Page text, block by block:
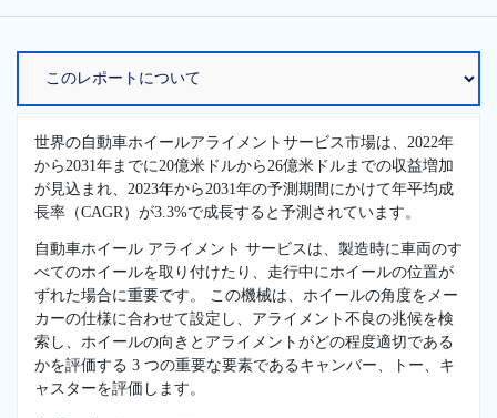
世界の自動車ホイールアライメントサービス市場は、2022年
から2031年までに20億米ドルから26億米ドルまでの収益増加
が見込まれ、2023年から2031年の予測期間にかけて年平均成
長率（CAGR）が3.3%で成長すると予測されています。
自動車ホイール アライメント サービスは、製造時に車両のす
べてのホイールを取り付けたり、走行中にホイールの位置が
ずれた場合に重要です。 この機械は、ホイールの角度をメー
カーの仕様に合わせて設定し、アライメント不良の兆候を検
索し、ホイールの向きとアライメントがどの程度適切である
かを評価する 3 つの重要な要素であるキャンバー、トー、キ
ャスターを評価します。